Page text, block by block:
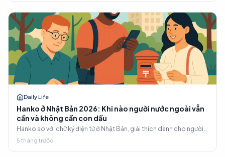
về thẻ 特定在留カード sẽ có hiệu lực vào tháng 6 năm 2026.
Daily Life
Hanko ở Nhật Bản 2026: Khi nào người nước ngoài vẫn
cần và không cần con dấu
Hanko so với chữ ký điện tử ở Nhật Bản, giải thích dành cho người
nước ngoài. Bạn cần những loại con dấu nào, những nơi nào chúng
đã trở thành tùy chọn sau cải cách năm 2020, chi phí theo từng
quận, và cách thẻ My Number thay thế con dấu đã đăng ký.
5 tháng trước